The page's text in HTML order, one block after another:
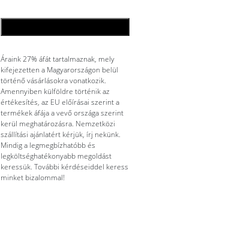
Áraink 27% áfát tartalmaznak, mely
kifejezetten a Magyarországon belül
történő vásárlásokra vonatkozik.
Amennyiben külföldre történik az
értékesítés, az EU előírásai szerint a
termékek áfája a vevő országa szerint
kerül meghatározásra. Nemzetközi
szállítási ajánlatért kérjük, írj nekünk.
Mindig a legmegbízhatóbb és
legköltséghatékonyabb megoldást
keressük. További kérdéseiddel keress
minket bizalommal!